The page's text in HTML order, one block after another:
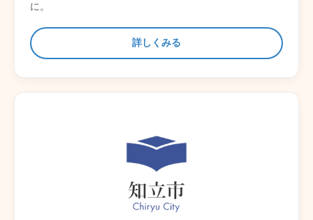
に。
詳しくみる